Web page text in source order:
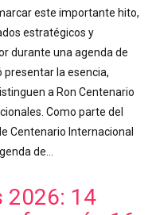
este importante hito,
estratégicos y
durante una agenda de
la esencia,
a Ron Centenario
Como parte del
Centenario Internacional
de…
2026: 14